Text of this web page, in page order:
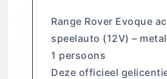
Range Rover Evoque
speelauto (12V) –
1 persoons
Deze officieel